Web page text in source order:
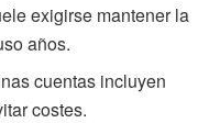
exigirse mantener la
años.
cuentas incluyen
costes.